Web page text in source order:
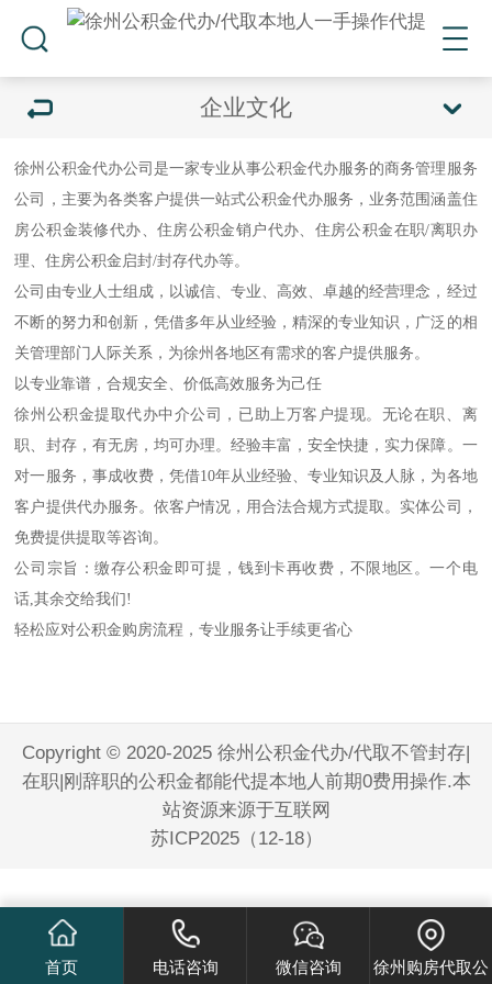
企业文化
徐州公积金代办公司是一家专业从事公积金代办服务的商务管理服务
公司，主要为各类客户提供一站式公积金代办服务，业务范围涵盖住
房公积金装修代办、住房公积金销户代办、住房公积金在职/离职办
理、住房公积金启封/封存代办等。
公司由专业人士组成，以诚信、专业、高效、卓越的经营理念，经过
不断的努力和创新，凭借多年从业经验，精深的专业知识，广泛的相
关管理部门人际关系，为徐州各地区有需求的客户提供服务。
以专业靠谱，合规安全、价低高效服务为己任
徐州公积金提取代办中介公司，已助上万客户提现。无论在职、离
职、封存，有无房，均可办理。经验丰富，安全快捷，实力保障。一
对一服务，事成收费，凭借10年从业经验、专业知识及人脉，为各地
客户提供代办服务。依客户情况，用合法合规方式提取。实体公司，
免费提供提取等咨询。
公司宗旨：缴存公积金即可提，钱到卡再收费，不限地区。一个电
话,其余交给我们!
轻松应对公积金购房流程，专业服务让手续更省心
Copyright © 2020-2025 徐州公积金代办/代取不管封存|
在职|刚辞职的公积金都能代提本地人前期0费用操作.本
站资源来源于互联网
苏ICP2025（12-18）
首页 电话咨询 微信咨询
徐州购房代取公